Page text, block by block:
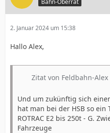
Bahn-Oberrat
2. Januar 2024 um 15:38
Hallo Alex,
Zitat von Feldbahn-Alex
Und um zukünftig sich
hat man bei der HSB so
ROTRAC E2 bis 250t - G.
Fahrzeuge